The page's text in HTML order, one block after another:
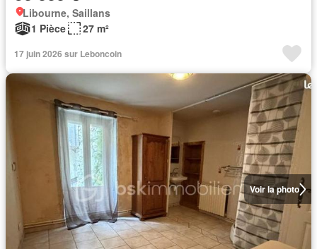
Libourne, Saillans
1 Pièce
27 m²
17 juin 2026 sur Leboncoin
Voir la photo